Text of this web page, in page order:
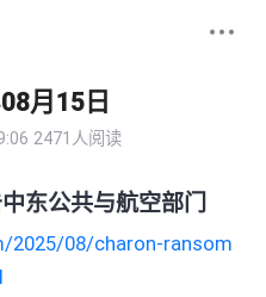
月15日
2471人阅读
东公共与航空部门
2025/08/charon-ransom